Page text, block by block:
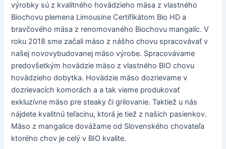
výrobky sú z kvalitného hovädzieho mäsa z vlastného
Biochovu plemena Limousine Certifikátom Bio HD a
bravčového mäsa z renomovaného Biochovu mangalíc. V
roku 2018 sme začali mäso z nášho chovu spracovávať v
našej novovybudovanej mäso výrobe. Spracovávame
predovšetkým hovädzie mäso z vlastného BIO chovu
hovädzieho dobytka. Hovädzie mäso dozrievame v
dozrievacích komorách a a tak vieme produkovať
exkluzívne mäso pre steaky či grilovanie. Taktiež u nás
nájdete kvalitnú teľacinu, ktorá je tiež z našich pasienkov.
Mäso z mangalice dovážame od Slovenského chovateľa
ktorého chov je celý v BIO kvalite.